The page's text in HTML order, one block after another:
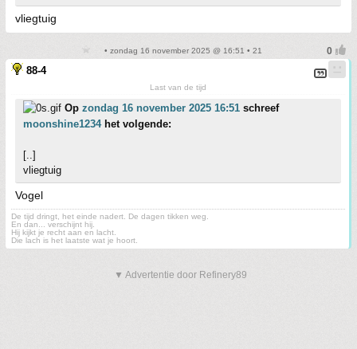
vliegtuig
• zondag 16 november 2025 @ 16:51 • 21
88-4
Last van de tijd
Op zondag 16 november 2025 16:51 schreef
moonshine1234het volgende:
[..]
vliegtuig
Vogel
De tijd dringt, het einde nadert. De dagen tikken weg.
En dan... verschijnt hij.
Hij kijkt je recht aan en lacht.
Die lach is het laatste wat je hoort.
▼ Advertentie door Refinery89